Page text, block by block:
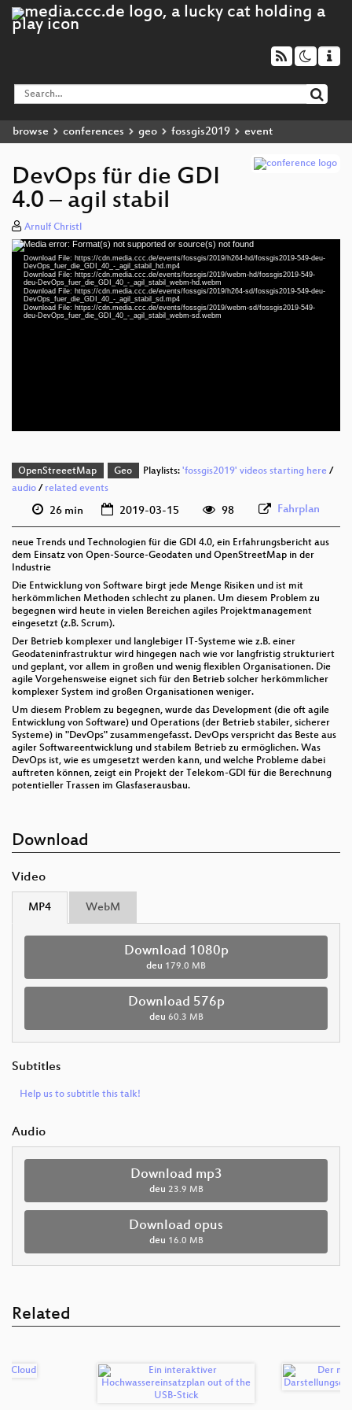
browse conferences geo fossgis2019 event
DevOps für die GDI
4.0 – agil stabil
Arnulf Christl
Video
Player
Media error: Format(s) not supported or source(s) not found
Download File: https://cdn.media.ccc.de/events/fossgis/2019/h264-hd/fossgis2019-549-deu-
DevOps_fuer_die_GDI_40_-_agil_stabil_hd.mp4
Download File: https://cdn.media.ccc.de/events/fossgis/2019/webm-hd/fossgis2019-549-
deu-DevOps_fuer_die_GDI_40_-_agil_stabil_webm-hd.webm
Download File: https://cdn.media.ccc.de/events/fossgis/2019/h264-sd/fossgis2019-549-deu-
DevOps_fuer_die_GDI_40_-_agil_stabil_sd.mp4
Download File: https://cdn.media.ccc.de/events/fossgis/2019/webm-sd/fossgis2019-549-
deu-DevOps_fuer_die_GDI_40_-_agil_stabil_webm-sd.webm
OpenStreeetMap Geo Playlists: 'fossgis2019' videos starting here/
audio / related events
26 min 2019-03-15 98 Fahrplan
neue Trends und Technologien für die GDI 4.0, ein Erfahrungsbericht aus
dem Einsatz von Open-Source-Geodaten und OpenStreetMap in der
Industrie
Die Entwicklung von Software birgt jede Menge Risiken und ist mit
herkömmlichen Methoden schlecht zu planen. Um diesem Problem zu
begegnen wird heute in vielen Bereichen agiles Projektmanagement
eingesetzt (z.B. Scrum).
Der Betrieb komplexer und langlebiger IT-Systeme wie z.B. einer
Geodateninfrastruktur wird hingegen nach wie vor langfristig strukturiert
und geplant, vor allem in großen und wenig flexiblen Organisationen. Die
agile Vorgehensweise eignet sich für den Betrieb solcher herkömmlicher
komplexer System ind großen Organisationen weniger.
Um diesem Problem zu begegnen, wurde das Development (die oft agile
Entwicklung von Software) und Operations (der Betrieb stabiler, sicherer
Systeme) in "DevOps" zusammengefasst. DevOps verspricht das Beste aus
agiler Softwareentwicklung und stabilem Betrieb zu ermöglichen. Was
DevOps ist, wie es umgesetzt werden kann, und welche Probleme dabei
auftreten können, zeigt ein Projekt der Telekom-GDI für die Berechnung
potentieller Trassen im Glasfaserausbau.
Download
Video
MP4 WebM
Download 1080p
deu 179.0 MB
Download 576p
deu 60.3 MB
Subtitles
Help us to subtitle this talk!
Audio
Download mp3
deu 23.9 MB
Download opus
deu 16.0 MB
Related